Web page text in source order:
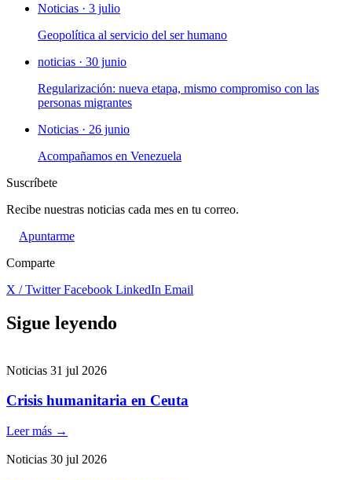
Noticias · 3 julio
Geopolítica al servicio del ser humano
noticias · 30 junio
Regularización: nueva etapa, mismo compromiso con las
personas migrantes
Noticias · 26 junio
Acompañamos en Venezuela
Suscríbete
Recibe nuestras noticias cada mes en tu correo.
Apuntarme
Comparte
X / TwitterFacebook LinkedIn Email
Sigue leyendo
Noticias 31 jul 2026
Crisis humanitaria en Ceuta
Leer más →
Noticias 30 jul 2026